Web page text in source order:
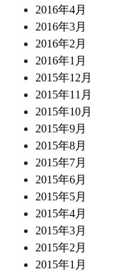
2016年4月
2016年3月
2016年2月
2016年1月
2015年12月
2015年11月
2015年10月
2015年9月
2015年8月
2015年7月
2015年6月
2015年5月
2015年4月
2015年3月
2015年2月
2015年1月